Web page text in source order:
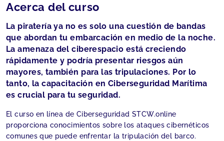
Acerca del curso
La piratería ya no es solo una cuestión de bandas
que abordan tu embarcación en medio de la noche.
La amenaza del ciberespacio está creciendo
rápidamente y podría presentar riesgos aún
mayores, también para las tripulaciones. Por lo
tanto, la capacitación en Ciberseguridad Marítima
es crucial para tu seguridad.
El curso en línea de Ciberseguridad STCW.online
proporciona conocimientos sobre los ataques cibernéticos
comunes que puede enfrentar la tripulación del barco.